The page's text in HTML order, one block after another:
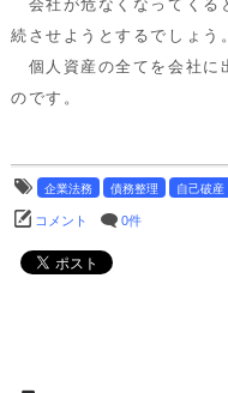
会社が危なくなってくる
続させようとするでしょう。
個人資産の全てを会社に
のです。
企業法務 債務整理 自己破産
コメント 0件